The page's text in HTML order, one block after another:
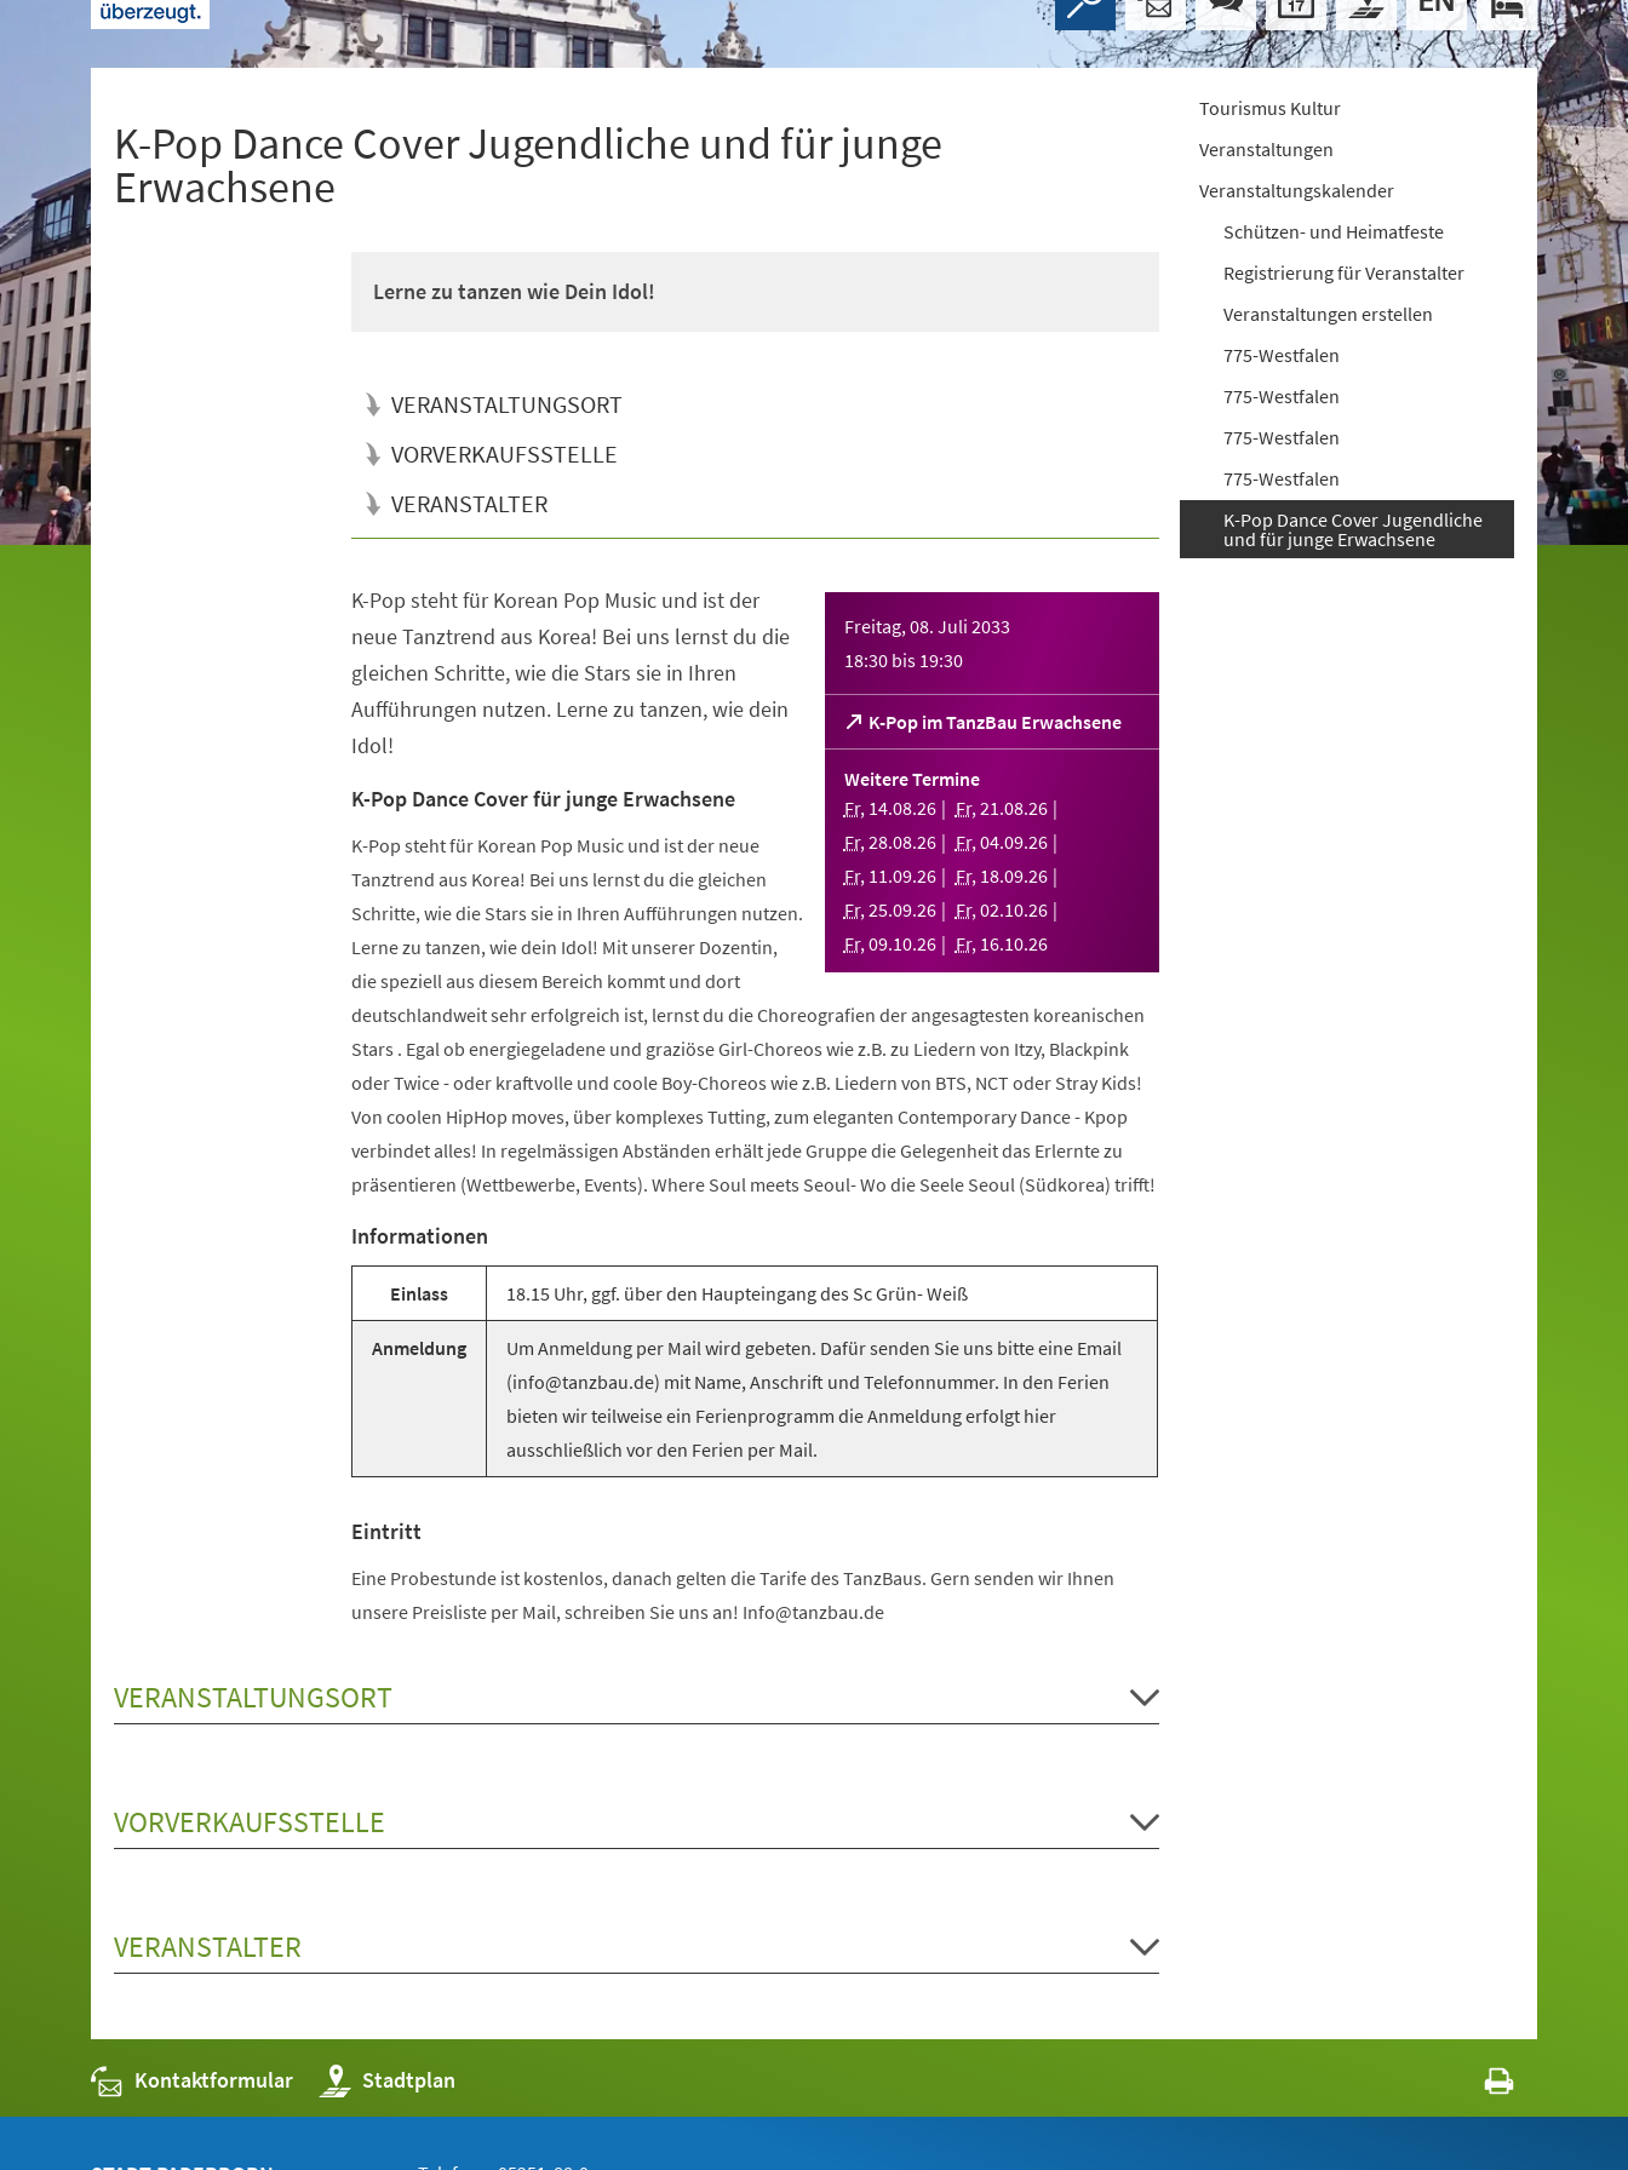
K-Pop Dance Cover Jugendliche und für junge
Erwachsene
Lerne zu tanzen wie Dein Idol!
VERANSTALTUNGSORT
VORVERKAUFSSTELLE
VERANSTALTER
Freitag, 08. Juli 2033
18:30 bis 19:30
K-Pop im TanzBau Erwachsene
(Öffnet
in
einem
Tab)
Weitere Termine
Fr, 14.08.26 Fr,21.08.26
Fr,28.08.26 Fr,04.09.26
Fr, 11.09.26 Fr, 18.09.26
Fr,25.09.26 Fr,02.10.26
Fr,09.10.26 Fr, 16.10.26
K-Pop steht für Korean Pop Music und ist der
neue Tanztrend aus Korea! Bei uns lernst du die
gleichen Schritte, wie die Stars sie in Ihren
Aufführungen nutzen. Lerne zu tanzen, wie dein
Idol!
K-Pop Dance Cover für junge Erwachsene
K-Pop steht für Korean Pop Music und ist der neue
Tanztrend aus Korea! Bei uns lernst du die gleichen
Schritte, wie die Stars sie in Ihren Aufführungen nutzen.
Lerne zu tanzen, wie dein Idol! Mit unserer Dozentin,
die speziell aus diesem Bereich kommt und dort
deutschlandweit sehr erfolgreich ist, lernst du die Choreografien der angesagtesten koreanischen
Stars . Egal ob energiegeladene und graziöse Girl-Choreos wie z.B. zu Liedern von Itzy, Blackpink
oder Twice - oder kraftvolle und coole Boy-Choreos wie z.B. Liedern von BTS, NCT oder Stray Kids!
Von coolen HipHop moves, über komplexes Tutting, zum eleganten Contemporary Dance - Kpop
verbindet alles! In regelmässigen Abständen erhält jede Gruppe die Gelegenheit das Erlernte zu
präsentieren (Wettbewerbe, Events). Where Soul meets Seoul- Wo die Seele Seoul (Südkorea) trifft!
Informationen
Einlass 18.15 Uhr, ggf. über den Haupteingang des Sc Grün- Weiß
Anmeldung
Um Anmeldung per Mail wird gebeten. Dafür senden Sie uns bitte eine Email
(info@tanzbau.de) mit Name, Anschrift und Telefonnummer. In den Ferien
bieten wir teilweise ein Ferienprogramm die Anmeldung erfolgt hier
ausschließlich vor den Ferien per Mail.
Eintritt
Eine Probestunde ist kostenlos, danach gelten die Tarife des TanzBaus. Gern senden wir Ihnen
unsere Preisliste per Mail, schreiben Sie uns an! Info@tanzbau.de
VERANSTALTUNGSORT
VORVERKAUFSSTELLE
VERANSTALTER
Tourismus Kultur
Veranstaltungen
Veranstaltungskalender
Schützen- und Heimatfeste
Registrierung für Veranstalter
Veranstaltungen erstellen
775-Westfalen
775-Westfalen
775-Westfalen
775-Westfalen
K-Pop Dance Cover Jugendliche
und für junge Erwachsene
Kontaktformular Stadtplan
(Öffnet
in
einem